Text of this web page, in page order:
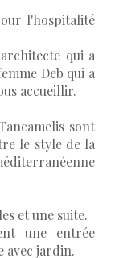
l'hospitalité
qui a
Deb qui a
accueillir.
sont
le style de la
et une suite.
une entrée
avec jardin.